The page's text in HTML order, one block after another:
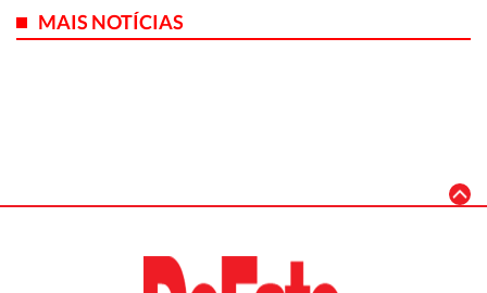
MAIS NOTÍCIAS